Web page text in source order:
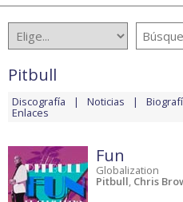
Pitbull
Discografía Noticias
Enlaces
Fun
Globalization
Pitbull, Chris